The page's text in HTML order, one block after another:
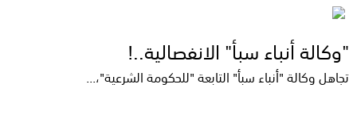
"وكالة أنباء سبأ" الانفصالية..!
تجاهل وكالة "أنباء سبأ" التابعة "للحكومة الشرعية"،...